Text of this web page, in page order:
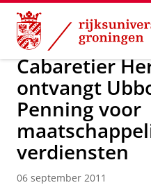
Skip
Content
Skip
Navigation
Over ons Actueel
Cabaretier
ontvangt
Penning voor
verdiensten
06 september 2011